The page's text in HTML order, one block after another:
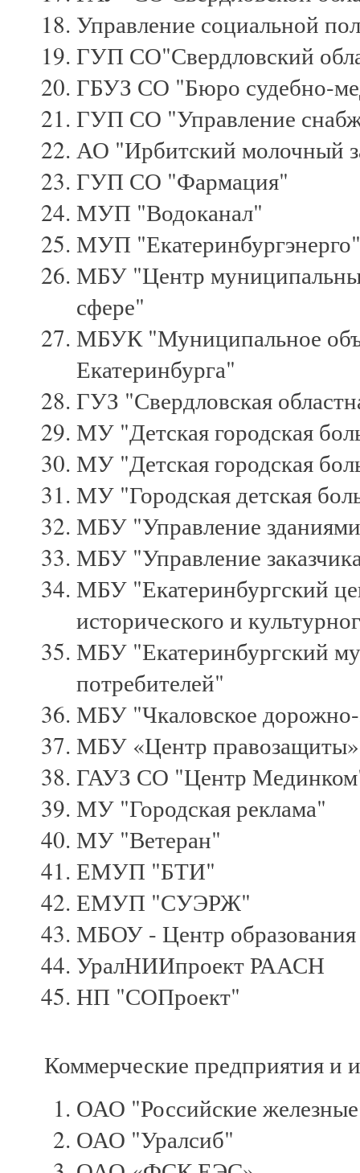
Управление социальной
ГУП СО"Свердловский
ГБУЗ СО "Бюро судебно-
ГУП СО "Управление
АО "Ирбитский молочный
ГУП СО "Фармация"
МУП "Водоканал"
МУП "Екатеринбургэнерго"
МБУ "Центр
сфере"
МБУК "Муниципальное
Екатеринбурга"
ГУЗ "Свердловская
МУ "Детская городская
МУ "Детская городская
МУ "Городская детская
МБУ "Управление
МБУ "Управление
МБУ "Екатеринбургский
исторического и
МБУ "Екатеринбургский
потребителей"
МБУ "Чкаловское дорожно-
МБУ «Центр правозащиты»
ГАУЗ СО "Центр
МУ "Городская реклама"
МУ "Ветеран"
ЕМУП "БТИ"
ЕМУП "СУЭРЖ"
МБОУ - Центр образования
УралНИИпроект РААСН
НП "СОПроект"
Коммерческие предприятия и
ОАО "Российские
ОАО "Уралсиб"